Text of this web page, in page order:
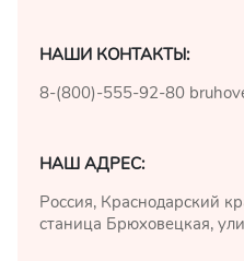
НАШИ КОНТАКТЫ:
8-(800)-555-92-80
НАШ АДРЕС:
Россия, Краснодарский
станица Брюховецкая,